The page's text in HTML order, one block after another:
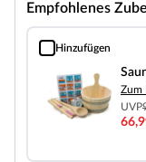
Empfohlenes
Hinzufügen
Sauna Classic 6-
Zum
UVP